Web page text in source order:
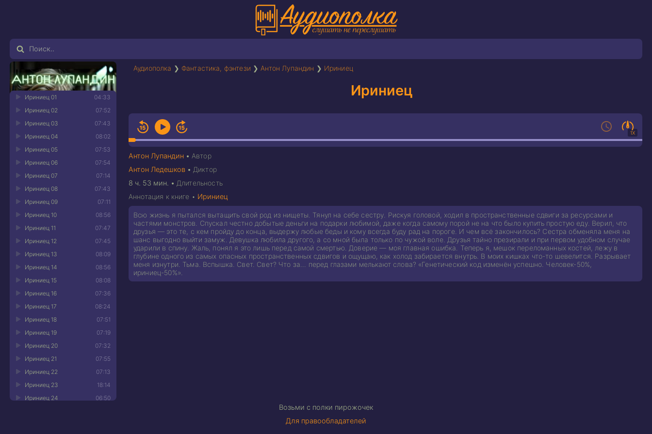
Аудиополка ❯ Фантастика, фэнтези ❯ Антон Лупандин ❯ Ириниец
Ириниец
1X
Антон Лупандин • Автор
Антон Ледешков • Диктор
8 ч. 53 мин. • Длительность
04:33
Ириниец 01
07:52
Ириниец 02
07:43
Ириниец 03
08:02
Ириниец 04
07:53
Ириниец 05
07:54
Ириниец 06
07:14
Ириниец 07
07:43
Ириниец 08
07:11
Ириниец 09
08:56
Ириниец 10
07:47
Ириниец 11
07:45
Ириниец 12
08:09
Ириниец 13
08:56
Ириниец 14
08:08
Ириниец 15
07:36
Ириниец 16
08:24
Ириниец 17
07:51
Ириниец 18
07:19
Ириниец 19
07:32
Ириниец 20
07:55
Ириниец 21
07:13
Ириниец 22
18:14
Ириниец 23
06:50
Ириниец 24
Аннотация к книге • Ириниец
Всю жизнь я пытался вытащить свой род из нищеты. Тянул на себе сестру. Рискуя головой, ходил в пространственные сдвиги за ресурсами и
частями монстров. Спускал честно добытые деньги на подарки любимой, даже когда самому порой не на что было купить простую еду. Верил, что
друзья — это те, с кем пройду до конца, выдержу любые беды и кому всегда буду рад на пороге. И чем всё закончилось? Сестра обменяла меня на
шанс выгодно выйти замуж. Девушка любила другого, а со мной была только по чужой воле. Друзья тайно презирали и при первом удобном случае
ударили в спину. Жаль, понял я это лишь перед самой смертью. Доверие — моя главная ошибка. Теперь я, мешок переломанных костей, лежу в
глубине одного из самых опасных пространственных сдвигов и ощущаю, как холод забирается внутрь. В моих кишках что-то шевелится. Разрывает
меня изнутри. Тьма. Вспышка. Свет. Свет? Что за... перед глазами мелькают слова? «Генетический код изменён успешно. Человек-50%,
ириниец-50%».
Возьми с полки пирожочек
Для правообладателей